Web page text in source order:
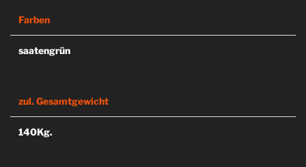
Farben
saatengrün
zul. Gesamtgewicht
140Kg.